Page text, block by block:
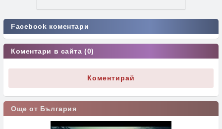
Facebook коментари
Коментари в сайта (0)
Коментирай
Още от България